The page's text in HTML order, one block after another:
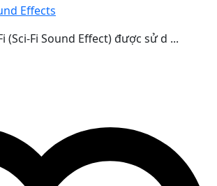
Effects
(Sci-Fi Sound Effect) được sử d ...